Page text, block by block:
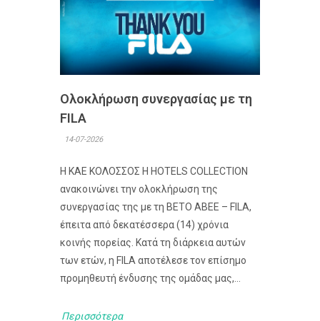
Ολοκλήρωση συνεργασίας με τη
FILA
14-07-2026
Η ΚΑΕ ΚΟΛΟΣΣΟΣ H HOTELS COLLECTION
ανακοινώνει την ολοκλήρωση της
συνεργασίας της με τη ΒΕΤΟ ΑΒΕΕ – FILA,
έπειτα από δεκατέσσερα (14) χρόνια
κοινής πορείας. Κατά τη διάρκεια αυτών
των ετών, η FILA αποτέλεσε τον επίσημο
προμηθευτή ένδυσης της ομάδας μας,...
Περισσότερα